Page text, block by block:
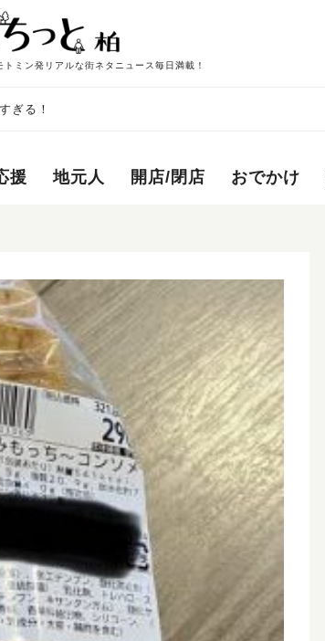
ミン発リアルな街ネタニュース毎日満載！
ぎる！
援 地元人 開店/閉店 おでかけ